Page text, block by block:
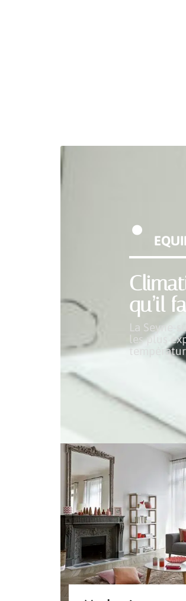
qu’il
La Seyne-
les plus